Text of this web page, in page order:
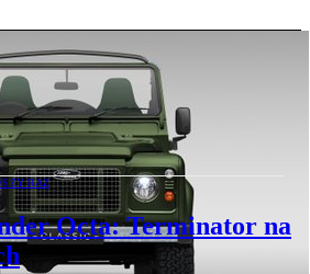
Churchillowi.
specjalnej
RAZ
Octa: Terminator na